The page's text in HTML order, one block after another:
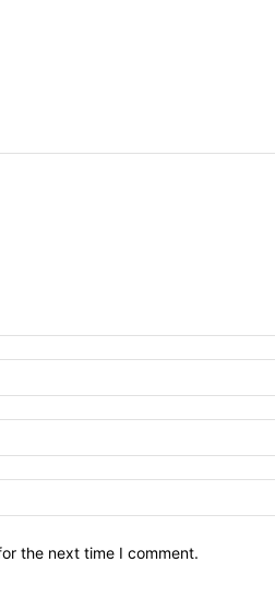
the next time I comment.